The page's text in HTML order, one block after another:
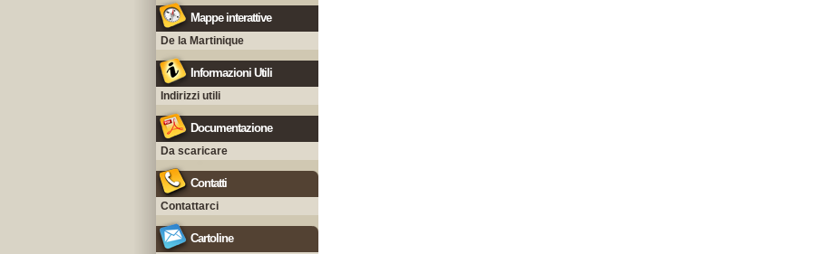
Mappe interattive
De la Martinique
Informazioni Utili
Indirizzi utili
Documentazione
Da scaricare
Contatti
Contattarci
Cartoline